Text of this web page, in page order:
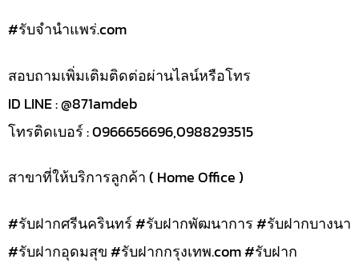
#รับจํานําแพร่.com
สอบถามเพิ่มเติมติดต่อผ่านไลน์หรือโทร
ID LINE : @871amdeb
โทรติดเบอร์ : 0966656696,0988293515
สาขาที่ให้บริการลูกค้า ( Home Office )
#รับฝากศรีนครินทร์ #รับฝากพัฒนาการ #รับฝากบางนา
#รับฝากอุดมสุข #รับฝากกรุงเทพ.com #รับฝาก